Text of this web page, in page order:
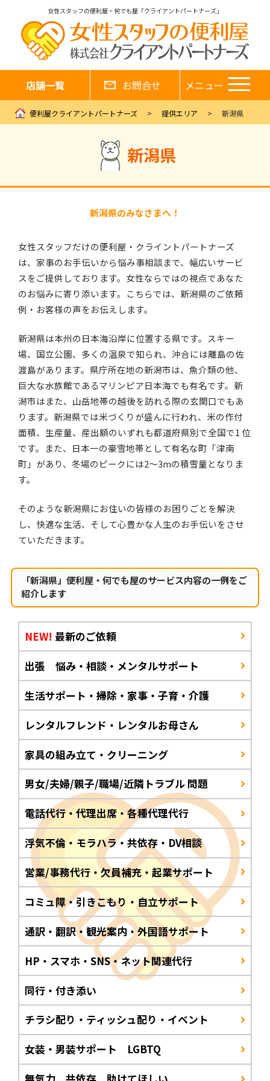
女性スタッフの便利屋・何でも屋「クライアントパートナーズ」
店舗一覧 お問合せ メニュー
便利屋クライアントパートナーズ 提供エリア 新潟県
新潟県
新潟県のみなさまへ！
女性スタッフだけの便利屋・クライントパートナーズ
は、家事のお手伝いから悩み事相談まで、幅広いサービ
スをご提供しております。女性ならではの視点であなた
のお悩みに寄り添います。こちらでは、新潟県のご依頼
例・お客様の声をお伝えします。
新潟県は本州の日本海沿岸に位置する県です。スキー
場、国立公園、多くの温泉で知られ、沖合には離島の佐
渡島があります。県庁所在地の新潟市は、魚介類の他、
巨大な水族館であるマリンピア日本海でも有名です。新
潟市はまた、山岳地帯の越後を訪れる際の玄関口でもあ
ります。新潟県では米づくりが盛んに行われ、米の作付
面積、生産量、産出額のいずれも都道府県別で全国で1 位
です。また、日本一の豪雪地帯として有名な町「津南
町」があり、冬場のピークには2～3mの積雪量となりま
す。
そのような新潟県にお住いの皆様のお困りごとを解決
し、快適な生活、そして心豊かな人生のお手伝いをさせ
ていただきます。
「新潟県」便利屋・何でも屋のサービス内容の一例をご
紹介します
NEW! 最新のご依頼
出張 悩み・相談・メンタルサポート
生活サポート・掃除・家事・子育・介護
レンタルフレンド・レンタルお母さん
家具の組み立て・クリーニング
男女/夫婦/親子/職場/近隣トラブル 問題
電話代行・代理出席・各種代理代行
浮気不倫・モラハラ・共依存・DV相談
営業/事務代行・欠員補充・起業サポート
コミュ障・引きこもり・自立サポート
通訳・翻訳・観光案内・外国語サポート
HP・スマホ・SNS・ネット関連代行
同行・付き添い
チラシ配り・ティッシュ配り・イベント
女装・男装サポート LGBTQ